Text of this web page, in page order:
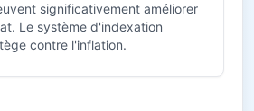
significativement améliorer
Le système d'indexation
contre l'inflation.